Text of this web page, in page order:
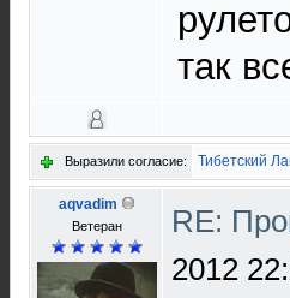
так
Выразили согласие: Тибетский
aqvadim
Ветеран
RE:
2012